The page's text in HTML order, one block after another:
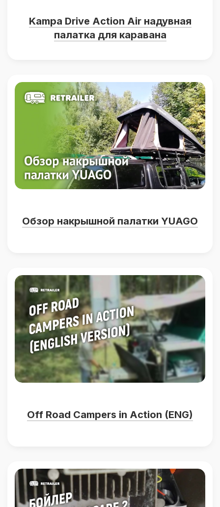
Kampa Drive Action Air надувная
палатка для каравана
Обзор накрышной палатки YUAGO
Off Road Campers in Action (ENG)